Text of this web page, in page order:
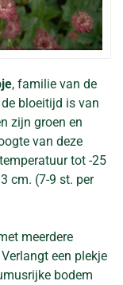
, familie van de
bloeitijd is van
zijn groen en
van deze
tot -25
cm. (7-9 st. per
meerdere
een plekje
bodem